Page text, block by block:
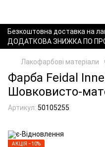
Безкоштовна доставка на
ДОДАТКОВА ЗНИЖКА ПО
Лакофарбові матеріали
Фарба Feidal
Шовковисто-
Артикул: 50105255
АКЦІЯ −10%